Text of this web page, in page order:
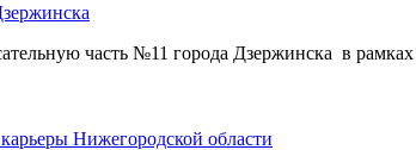
часть №11 города Дзержинска в рамках
Нижегородской области